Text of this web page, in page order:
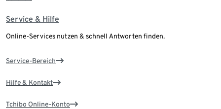
Service & Hilfe
Online-Services nutzen & schnell Antworten finden.
Service-Bereich
Hilfe & Kontakt
Tchibo Online-Konto